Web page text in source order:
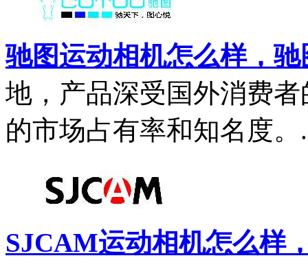
驰图运动相机怎么样，
地，产品深受国外消费
的市场占有率和知名度。
SJCAM运动相机怎么样